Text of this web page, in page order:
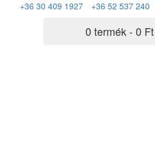
+36 30 409 1927 +36 52 537 240
0 termék - 0 Ft